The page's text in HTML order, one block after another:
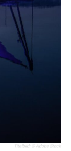
Titelbild: © Adobe Stock